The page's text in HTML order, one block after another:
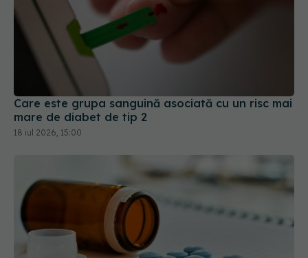
Care este grupa sanguină asociată cu un risc mai
mare de diabet de tip 2
18 iul 2026, 15:00